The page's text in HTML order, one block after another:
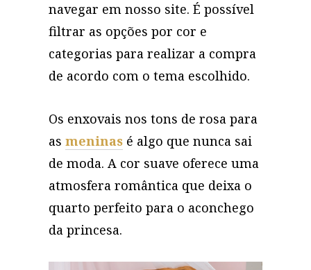
navegar em nosso site. É possível
filtrar as opções por cor e
categorias para realizar a compra
de acordo com o tema escolhido.
Os enxovais nos tons de rosa para
as meninas é algo que nunca sai
de moda. A cor suave oferece uma
atmosfera romântica que deixa o
quarto perfeito para o aconchego
da princesa.